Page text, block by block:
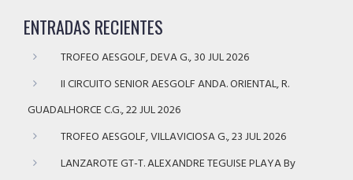
ENTRADAS RECIENTES
TROFEO AESGOLF, DEVA G., 30 JUL 2026
II CIRCUITO SENIOR AESGOLF ANDA. ORIENTAL, R.
GUADALHORCE C.G., 22 JUL 2026
TROFEO AESGOLF, VILLAVICIOSA G., 23 JUL 2026
LANZAROTE GT-T. ALEXANDRE TEGUISE PLAYA By